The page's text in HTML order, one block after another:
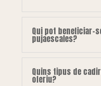
Qui pot beneficiar-
pujaescales?
Quins tipus de
oferiu?